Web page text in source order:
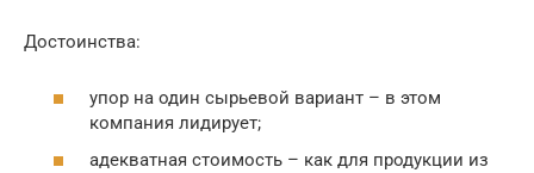
Достоинства:
упор на один сырьевой вариант – в этом
компания лидирует;
адекватная стоимость – как для продукции из